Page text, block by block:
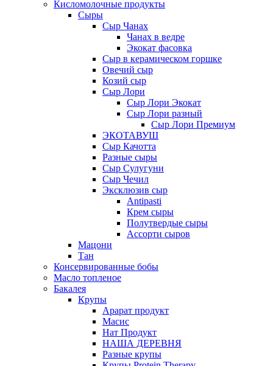
Кисломолочные продукты
Сыры
Сыр Чанах
Чанах в ведре
Экокат фасовка
Сыр в керамическом горшке
Овечий сыр
Козий сыр
Сыр Лори
Сыр Лори Экокат
Сыр Лори разный
Сыр Лори Премиум
ЭКОТАВУШ
Сыр Качотта
Разные сыры
Сыр Сулугуни
Сыр Чечил
Эксклюзив сыр
Antipasti
Крем сыры
Полутвердые сыры
Ассорти сыров
Мацони
Тан
Консервированные бобы
Масло топленое
Бакалея
Крупы
Арарат продукт
Масис
Нат Продукт
НАША ДЕРЕВНЯ
Разные крупы